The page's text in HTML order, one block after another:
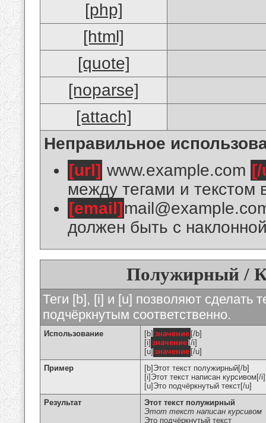
[php]
[html]
[quote]
[noparse]
[attach]
Неправильное
[url] www.example.com
между тегами и текстом
[email]
должен быть с
Полужирный /
Теги [b], [i] и [u] позволяют сделать
подчёркнутым соответственно.
Использование [b] значение [/b]
[i] значение [/i]
[u] значение [/u]
Пример
[b]Этот текст полужирный[/b]
[i]Этот текст написан курсивом[/i]
[u]Это подчёркнутый текст[/u]
Результат
Этот текст полужирный
Этот текст написан курсивом
Это подчёркнутый текст